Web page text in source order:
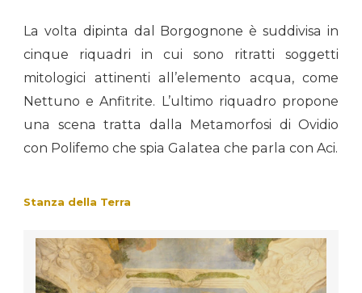
La volta dipinta dal Borgognone è suddivisa in
cinque riquadri in cui sono ritratti soggetti
mitologici attinenti all’elemento acqua, come
Nettuno e Anfitrite. L’ultimo riquadro propone
una scena tratta dalla Metamorfosi di Ovidio
con Polifemo che spia Galatea che parla con Aci.
Stanza della Terra